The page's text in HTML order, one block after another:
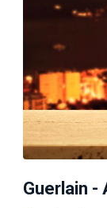
Guerlain -